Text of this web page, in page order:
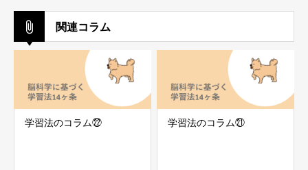
関連コラム
学習法のコラム㉒ 学習法のコラム㉑